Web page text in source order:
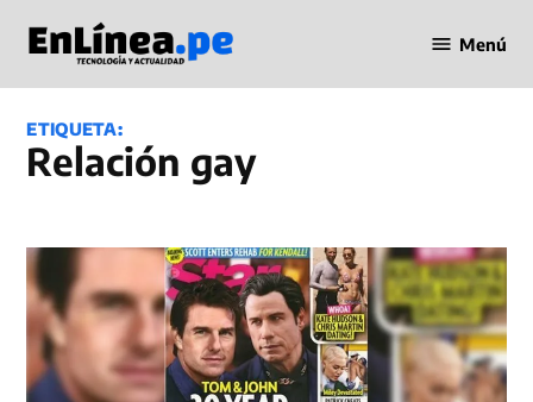
contenido
en Línea
Menú
ETIQUETA:
relación gay